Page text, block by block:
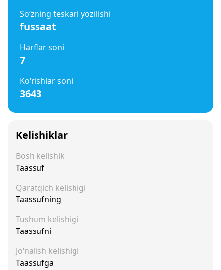
So‘zning teskari yozilishi
fussaat
Harflar soni
7
Ko‘rishlar soni
3643
Kelishiklar
Bosh kelishik
Taassuf
Qaratqich kelishigi
Taassufning
Tushum kelishigi
Taassufni
Jo‘nalish kelishigi
Taassufga